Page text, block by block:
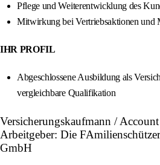
Pflege und Weiterentwicklung des
Mitwirkung bei Vertriebsaktionen und
IHR PROFIL
Abgeschlossene Ausbildung als
vergleichbare Qualifikation
Versicherungskaufmann /
Arbeitgeber: Die
GmbH